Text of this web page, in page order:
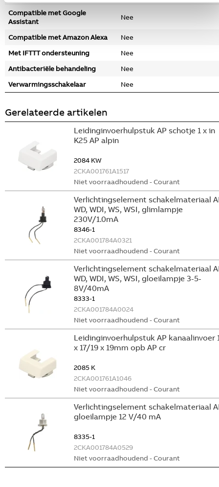
Compatible met Google
Assistant
Nee
Compatible met Amazon Alexa
Nee
Met IFTTT ondersteuning
Nee
Antibacteriële behandeling
Nee
Verwarmingsschakelaar
Nee
Gerelateerde artikelen
Leidinginvoerhulpstuk AP schotje 1 x in
K25 AP alpin
2084 KW
2CKA001761A1517
Niet voorraadhoudend - Courant
Verlichtingselement schakelmateriaal
WD, WDI, WS, WSI, glimlampje
230V/1.0mA
8346-1
2CKA001784A0321
Niet voorraadhoudend - Courant
Verlichtingselement schakelmateriaal
WD, WDI, WS, WSI, gloeilampje 3-5-
8V/40mA
8333-1
2CKA001784A0024
Niet voorraadhoudend - Courant
Leidinginvoerhulpstuk AP kanaalinvoer
x 17/19 x 19mm opb AP cr
2085 K
2CKA001761A1046
Niet voorraadhoudend - Courant
Verlichtingselement schakelmateriaal
gloeilampje 12 V/40 mA
8335-1
2CKA001784A0529
Niet voorraadhoudend - Courant